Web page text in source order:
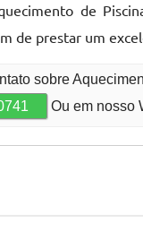
de
de prestar um
sobre
Ou em nosso